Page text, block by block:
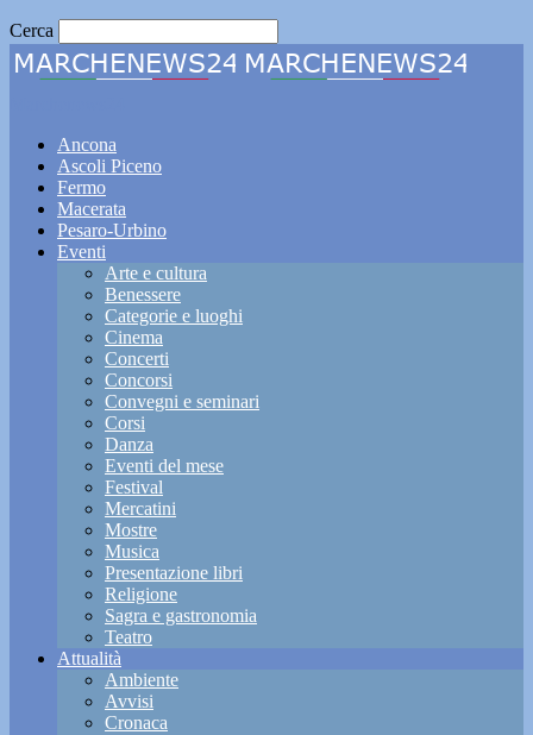
Cerca
Ancona
Ascoli Piceno
Fermo
Macerata
Pesaro-Urbino
Eventi
Arte e cultura
Benessere
Categorie e luoghi
Cinema
Concerti
Concorsi
Convegni e seminari
Corsi
Danza
Eventi del mese
Festival
Mercatini
Mostre
Musica
Presentazione libri
Religione
Sagra e gastronomia
Teatro
Attualità
Ambiente
Avvisi
Cronaca